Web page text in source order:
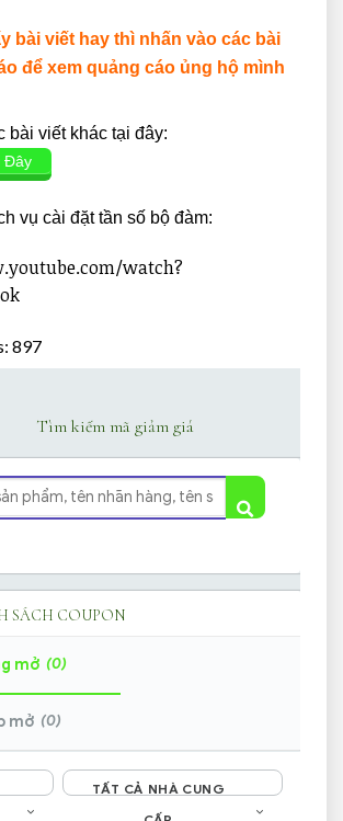
bài viết hay thì nhấn vào các bài
để xem quảng cáo ủng hộ mình
bài viết khác tại đây:
Đây
vụ cài đặt tần số bộ đàm:
watch?
897
Tìm kiếm mã giảm giá
SÁCH COUPON
mở (0)
mở (0)
TẤT CẢ NHÀ CUNG